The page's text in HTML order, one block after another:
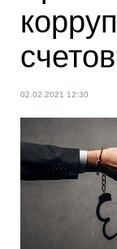
02.02.2021 12:30